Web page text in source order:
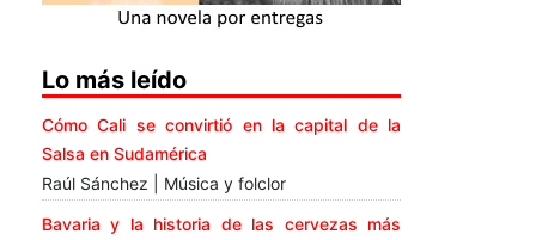
Lo más leído
Cómo Cali se convirtió en la capital de la
Salsa en Sudamérica
Raúl Sánchez | Música y folclor
Bavaria y la historia de las cervezas más